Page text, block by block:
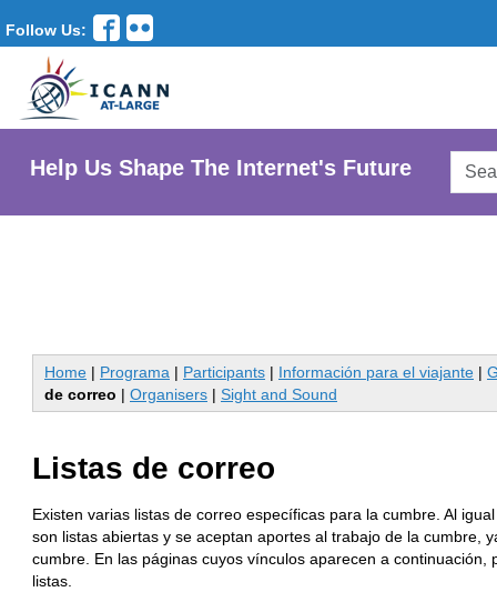
Follow Us:
Help Us Shape The Internet's Future
Home | Programa | Participants | Información para el viajante |
de correo | Organisers | Sight and Sound
Listas de correo
Existen varias listas de correo específicas para la cumbre. Al
son listas abiertas y se aceptan aportes al trabajo de la cumbre,
cumbre. En las páginas cuyos vínculos aparecen a
listas.